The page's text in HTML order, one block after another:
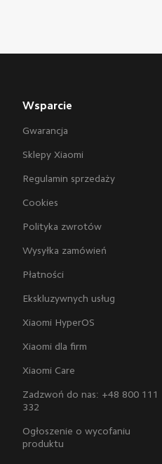
Wsparcie
Gwarancja
Sklepy Xiaomi
Regulamin sprzedaży
Cookies
Polityka zwrotów
Wysyłka zamówień
Płatności
Ekskluzywnych usług
Xiaomi HyperOS
Xiaomi dla firm
Xiaomi Care
Zadzwoń do nas: +48 800 111
332
Ogłoszenie o wycofaniu
produktu